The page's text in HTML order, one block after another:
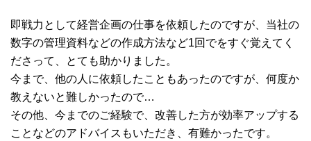
即戦力として経営企画の仕事を依頼したのですが、当社の
数字の管理資料などの作成方法など1回でをすぐ覚えてく
ださって、とても助かりました。
今まで、他の人に依頼したこともあったのですが、何度か
教えないと難しかったので…
その他、今までのご経験で、改善した方が効率アップする
ことなどのアドバイスもいただき、有難かったです。